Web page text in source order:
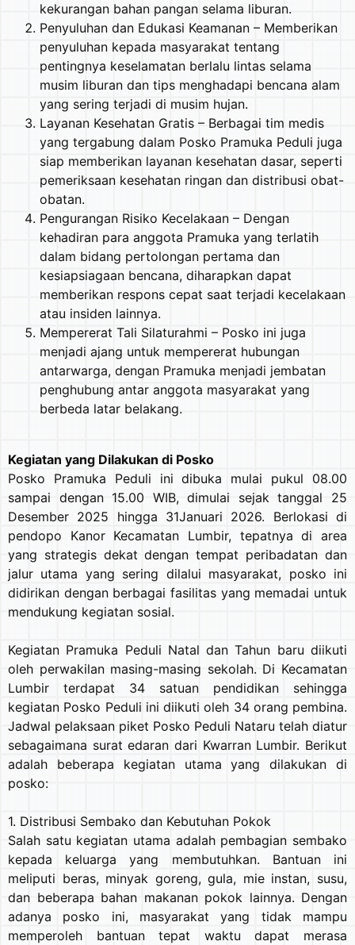
kekurangan bahan pangan selama liburan.
Penyuluhan dan Edukasi Keamanan – Memberikan
penyuluhan kepada masyarakat tentang
pentingnya keselamatan berlalu lintas selama
musim liburan dan tips menghadapi bencana alam
yang sering terjadi di musim hujan.
Layanan Kesehatan Gratis – Berbagai tim medis
yang tergabung dalam Posko Pramuka Peduli juga
siap memberikan layanan kesehatan dasar, seperti
pemeriksaan kesehatan ringan dan distribusi obat-
obatan.
Pengurangan Risiko Kecelakaan – Dengan
kehadiran para anggota Pramuka yang terlatih
dalam bidang pertolongan pertama dan
kesiapsiagaan bencana, diharapkan dapat
memberikan respons cepat saat terjadi kecelakaan
atau insiden lainnya.
Mempererat Tali Silaturahmi – Posko ini juga
menjadi ajang untuk mempererat hubungan
antarwarga, dengan Pramuka menjadi jembatan
penghubung antar anggota masyarakat yang
berbeda latar belakang.
Kegiatan yang Dilakukan di Posko
Posko Pramuka Peduli ini dibuka mulai pukul 08.00
sampai dengan 15.00 WIB, dimulai sejak tanggal 25
Desember 2025 hingga 31Januari 2026. Berlokasi di
pendopo Kanor Kecamatan Lumbir, tepatnya di area
yang strategis dekat dengan tempat peribadatan dan
jalur utama yang sering dilalui masyarakat, posko ini
didirikan dengan berbagai fasilitas yang memadai untuk
mendukung kegiatan sosial.
Kegiatan Pramuka Peduli Natal dan Tahun baru diikuti
oleh perwakilan masing-masing sekolah. Di Kecamatan
Lumbir terdapat 34 satuan pendidikan sehingga
kegiatan Posko Peduli ini diikuti oleh 34 orang pembina.
Jadwal pelaksaan piket Posko Peduli Nataru telah diatur
sebagaimana surat edaran dari Kwarran Lumbir. Berikut
adalah beberapa kegiatan utama yang dilakukan di
posko:
1. Distribusi Sembako dan Kebutuhan Pokok
Salah satu kegiatan utama adalah pembagian sembako
kepada keluarga yang membutuhkan. Bantuan ini
meliputi beras, minyak goreng, gula, mie instan, susu,
dan beberapa bahan makanan pokok lainnya. Dengan
adanya posko ini, masyarakat yang tidak mampu
memperoleh bantuan tepat waktu dapat merasa